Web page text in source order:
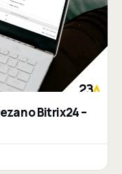
no Bitrix24 –